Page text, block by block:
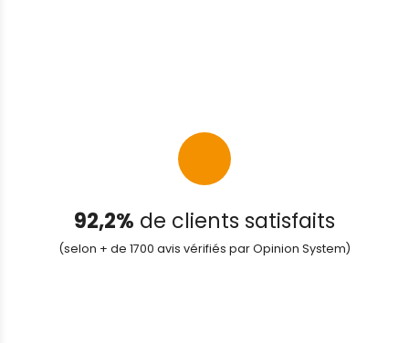
92,2% de clients satisfaits
(selon + de 1700 avis vérifiés par Opinion System)